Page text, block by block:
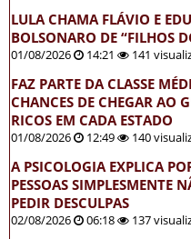
LULA CHAMA FLÁVIO E
BOLSONARO DE “FILHOS
01/08/2026 14:21 141
FAZ PARTE DA CLASSE
CHANCES DE CHEGAR AO
RICOS EM CADA ESTADO
01/08/2026 12:49 140
A PSICOLOGIA EXPLICA
PESSOAS SIMPLESMENTE
PEDIR DESCULPAS
02/08/2026 06:18 137